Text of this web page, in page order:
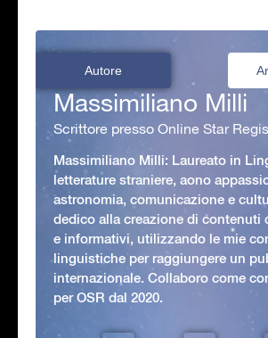
Autore
Massimiliano Milli
Scrittore presso Online Star
Massimiliano Milli: Laureato in
letterature straniere, aono
astronomia, comunicazione e
dedico alla creazione di contenuti
e informativi, utilizzando le mie
linguistiche per raggiungere un
internazionale. Collaboro come
per OSR dal 2020.